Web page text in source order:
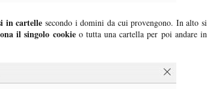
in cartelle secondo i domini da cui provengono. In alto si
il singolo cookieo tutta una cartella per poi andare in